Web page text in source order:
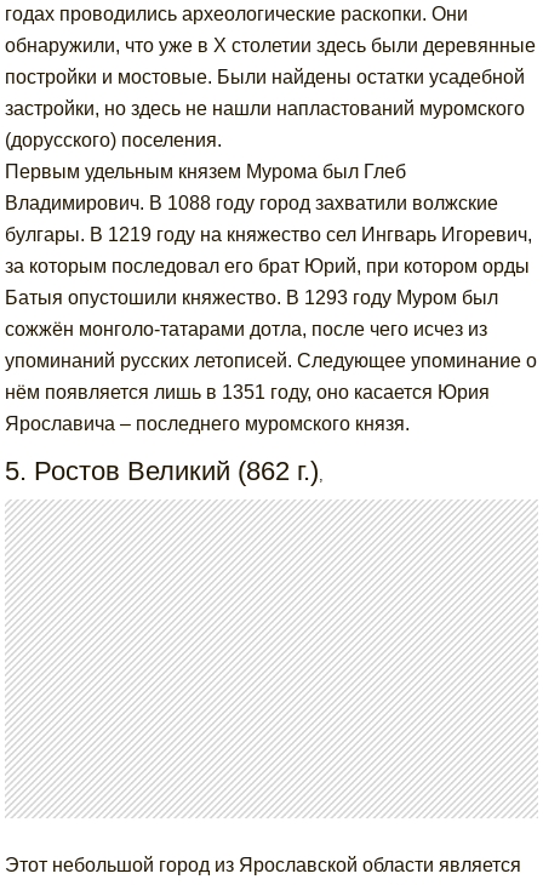
годах проводились археологические раскопки. Они
обнаружили, что уже в X столетии здесь были деревянные
постройки и мостовые. Были найдены остатки усадебной
застройки, но здесь не нашли напластований муромского
(дорусского) поселения.
Первым удельным князем Мурома был Глеб
Владимирович. В 1088 году город захватили волжские
булгары. В 1219 году на княжество сел Ингварь Игоревич,
за которым последовал его брат Юрий, при котором орды
Батыя опустошили княжество. В 1293 году Муром был
сожжён монголо-татарами дотла, после чего исчез из
упоминаний русских летописей. Следующее упоминание о
нём появляется лишь в 1351 году, оно касается Юрия
Ярославича – последнего муромского князя.
5. Ростов Великий (862 г.)
Этот небольшой город из Ярославской области является